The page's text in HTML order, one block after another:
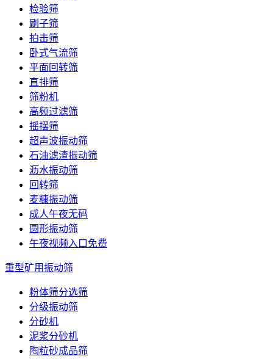
检验筛
刷子筛
拍击筛
卧式气流筛
平面回转筛
直排筛
筛粉机
高频过滤筛
摇摆筛
超声波振动筛
石油滤渣振动筛
沥水振动筛
回转筛
麦糠振动筛
成人午夜无码
圆形振动筛
午夜视频入口免费
重型矿用振动筛
粉体筛分选筛
分级振动筛
分砂机
泥浆分砂机
陶粒砂成品筛